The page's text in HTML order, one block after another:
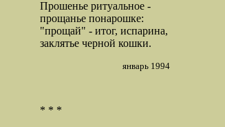
Прошенье ритуальное -
прощанье понарошке:
"прощай" - итог, испарина,
заклятье черной кошки.
январь 1994
* * *